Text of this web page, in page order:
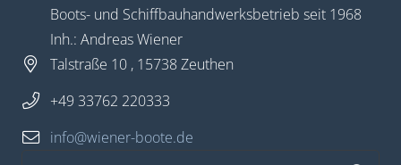
Boots- und Schiffbauhandwerksbetrieb seit 1968
Inh.: Andreas Wiener
Talstraße 10 , 15738 Zeuthen
+49 33762 220333
info@wiener-boote.de